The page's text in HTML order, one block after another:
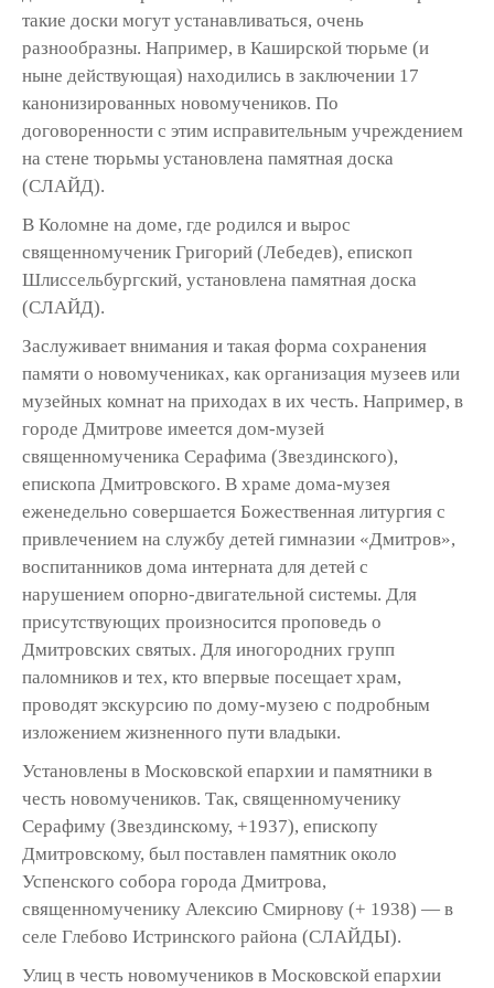
такие доски могут устанавливаться, очень
разнообразны. Например, в Каширской тюрьме (и
ныне действующая) находились в заключении 17
канонизированных новомучеников. По
договоренности с этим исправительным учреждением
на стене тюрьмы установлена памятная доска
(СЛАЙД).
В Коломне на доме, где родился и вырос
священномученик Григорий (Лебедев), епископ
Шлиссельбургский, установлена памятная доска
(СЛАЙД).
Заслуживает внимания и такая форма сохранения
памяти о новомучениках, как организация музеев или
музейных комнат на приходах в их честь. Например, в
городе Дмитрове имеется дом-музей
священномученика Серафима (Звездинского),
епископа Дмитровского. В храме дома-музея
еженедельно совершается Божественная литургия с
привлечением на службу детей гимназии «Дмитров»,
воспитанников дома интерната для детей с
нарушением опорно-двигательной системы. Для
присутствующих произносится проповедь о
Дмитровских святых. Для иногородних групп
паломников и тех, кто впервые посещает храм,
проводят экскурсию по дому-музею с подробным
изложением жизненного пути владыки.
Установлены в Московской епархии и памятники в
честь новомучеников. Так, священномученику
Серафиму (Звездинскому, +1937), епископу
Дмитровскому, был поставлен памятник около
Успенского собора города Дмитрова,
священномученику Алексию Смирнову (+ 1938) — в
селе Глебово Истринского района (СЛАЙДЫ).
Улиц в честь новомучеников в Московской епархии